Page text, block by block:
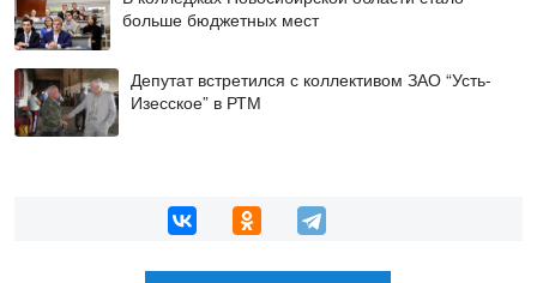
больше бюджетных мест
Депутат встретился с коллективом ЗАО “Усть-
Изесское” в РТМ